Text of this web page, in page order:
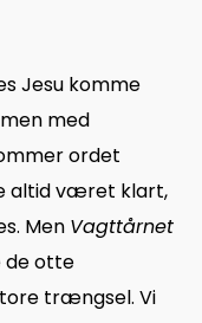
Jesu komme
med
ordet
altid været klart,
Men Vagttårnet
de otte
trængsel. Vi